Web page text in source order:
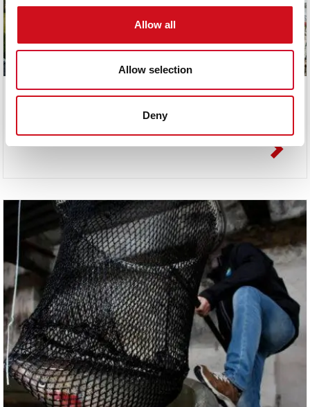
Allow all
Allow selection
Deny
SAINT-GOBAIN CONSTRUCTION PRODUCTS
Spillvärme tas till nytta med hjälp av Chillers värmepumpssystem.